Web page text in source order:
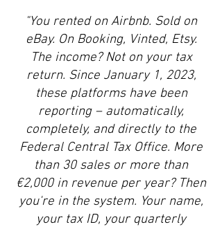
"You rented on Airbnb. Sold on
eBay. On Booking, Vinted, Etsy.
The income? Not on your tax
return. Since January 1, 2023,
these platforms have been
reporting – automatically,
completely, and directly to the
Federal Central Tax Office. More
than 30 sales or more than
€2,000 in revenue per year? Then
you're in the system. Your name,
your tax ID, your quarterly